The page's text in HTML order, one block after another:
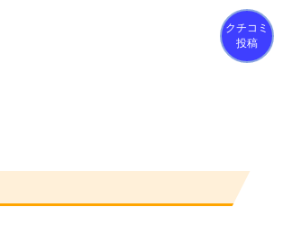
クチコミ
投稿